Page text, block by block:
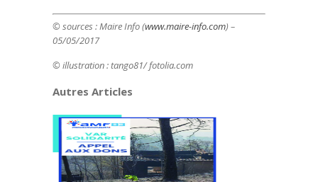
© sources : Maire Info (www.maire-info.com) –
05/05/2017
© illustration :tango81/ fotolia.com
Autres Articles